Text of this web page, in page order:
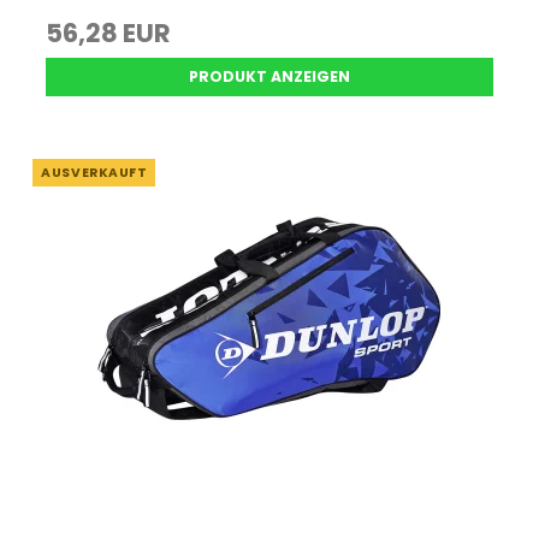
56,28 EUR
PRODUKT ANZEIGEN
AUSVERKAUFT